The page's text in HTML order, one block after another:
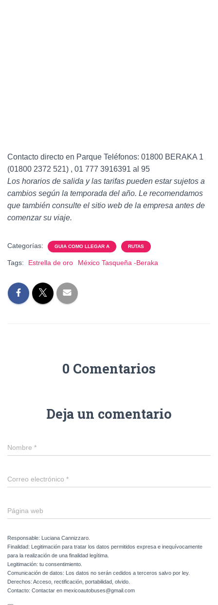
Contacto directo en Parque Teléfonos: 01800 BERAKA 1
(01800 2372 521) , 01 777 3916391 al 95
Los horarios de salida y las tarifas pueden estar sujetos a
cambios según la temporada del año. Le recomendamos
que también consulte el sitio web de la empresa antes de
comenzar su viaje.
Categorías: GUIA COMO LLEGAR A RUTAS
Tags: Estrella de oro México Tasqueña -Beraka
0 Comentarios
Deja un comentario
Nombre *
Correo electrónico *
Página web
Responsable: Luciana Cannizzaro.
Finalidad: Legitimación para tratar los datos permitidos expresa e inequívocamente
para la realización de una finalidad legítima.
Legitimación: tu consentimiento.
Comunicación de datos: Los datos no serán cedidos a terceros salvo por ley.
Derechos: Acceso, rectificación, portabilidad, olvido.
Contacto: Contactar en mexicoautobuses@gmail.com